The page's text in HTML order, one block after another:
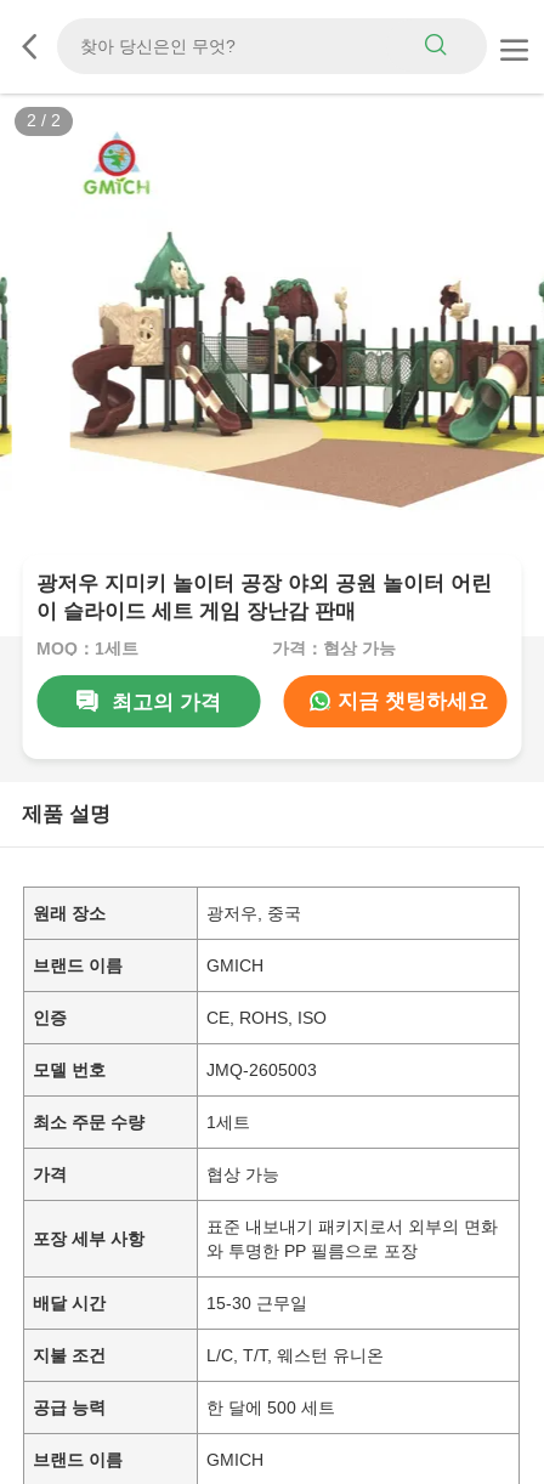
2 / 2
광저우 지미키 놀이터 공장 야외 공원 놀이터 어린
이 슬라이드 세트 게임 장난감 판매
MOQ：1세트 가격：협상 가능
최고의 가격 지금 챗팅하세요
제품 설명
원래 장소 광저우, 중국
브랜드 이름 GMICH
인증 CE, ROHS, ISO
모델 번호 JMQ-2605003
최소 주문 수량 1세트
가격 협상 가능
포장 세부 사항
표준 내보내기 패키지로서 외부의 면화
와 투명한 PP 필름으로 포장
배달 시간 15-30 근무일
지불 조건 L/C, T/T, 웨스턴 유니온
공급 능력 한 달에 500 세트
브랜드 이름 GMICH